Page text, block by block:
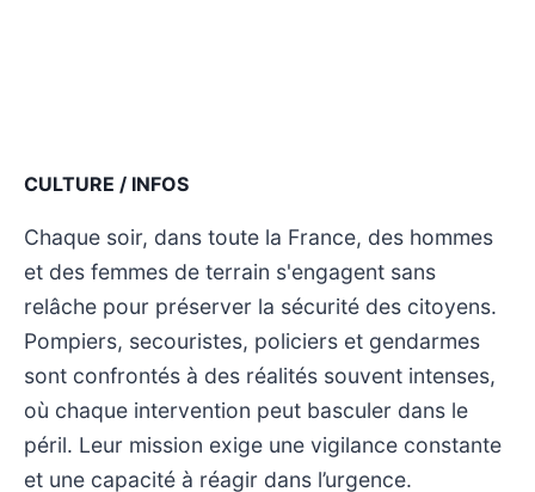
CULTURE / INFOS
Chaque soir, dans toute la France, des hommes
et des femmes de terrain s'engagent sans
relâche pour préserver la sécurité des citoyens.
Pompiers, secouristes, policiers et gendarmes
sont confrontés à des réalités souvent intenses,
où chaque intervention peut basculer dans le
péril. Leur mission exige une vigilance constante
et une capacité à réagir dans l’urgence.